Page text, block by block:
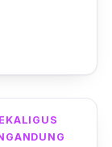
ini,
Hal ini
dengan
optimal.
ini
terlihat
Estee
bisa